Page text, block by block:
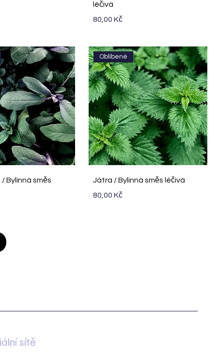
léčivá
Cena
80,00 Kč
náhled
/ Bylinná směs
Rychlý náhled
Oblíbené
Játra / Bylinná směs léčivá
Cena
80,00 Kč
sítě